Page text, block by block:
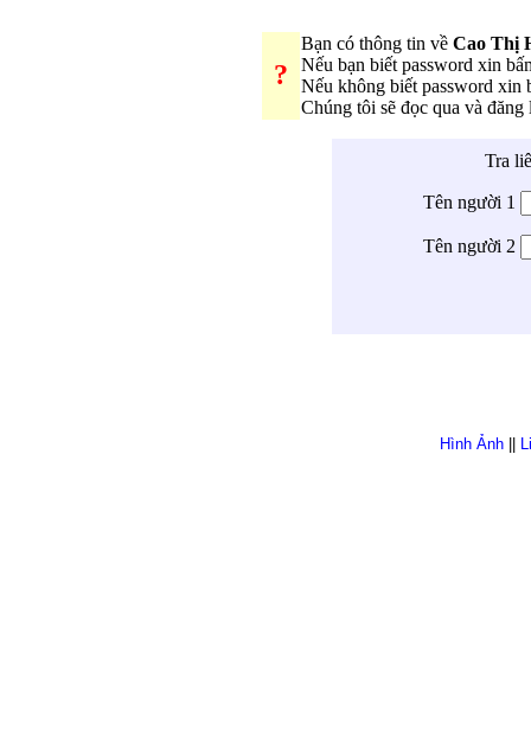
?
Bạn có thông tin về Cao Thị
Nếu bạn biết password xin
Nếu không biết password xin
Chúng tôi sẽ đọc qua và đăng
Tra
Tên người 1
Tên người 2
Hình Ảnh